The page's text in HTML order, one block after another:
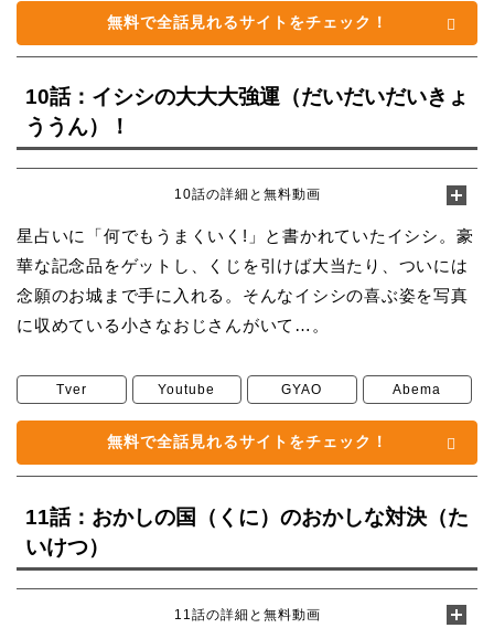
無料で全話見れるサイトをチェック！
10話：イシシの大大大強運（だいだいだいきょ
ううん）！
10話の詳細と無料動画
星占いに「何でもうまくいく!」と書かれていたイシシ。豪
華な記念品をゲットし、くじを引けば大当たり、ついには
念願のお城まで手に入れる。そんなイシシの喜ぶ姿を写真
に収めている小さなおじさんがいて…。
Tver Youtube GYAO Abema
無料で全話見れるサイトをチェック！
11話：おかしの国（くに）のおかしな対決（た
いけつ）
11話の詳細と無料動画